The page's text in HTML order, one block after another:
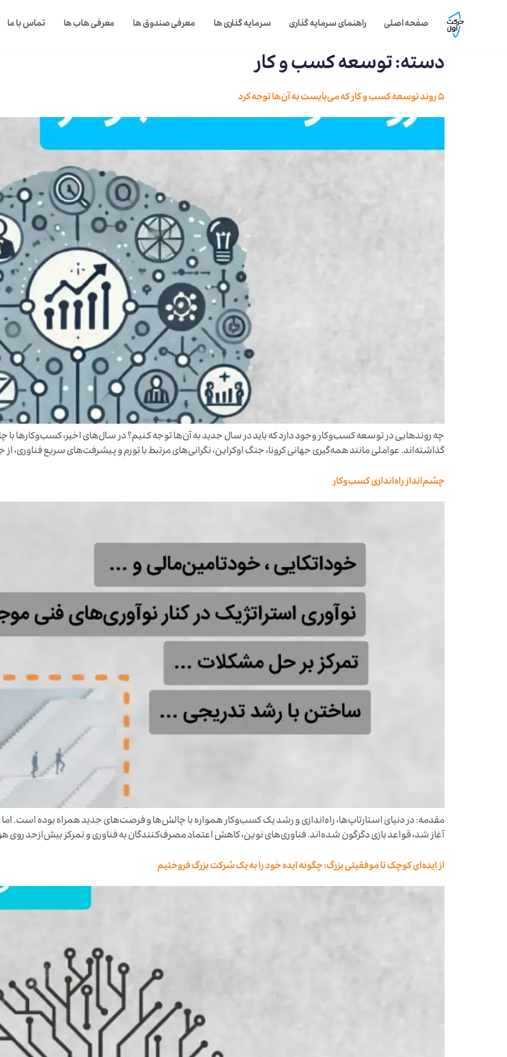
صفحه اصلی راهنمای سرمایه گذاری سرمایه گذاری ها معرفی صندوق ها معرفی هاب ها تماس با ما
دسته:توسعه کسب و کار
5 روند توسعه کسب و کار که می‌بایست به آن‌ها توجه کرد
چه روندهایی در توسعه کسب‌وکار وجود دارد که باید در سال جدید به آن‌ها توجه کنیم؟ در سال‌های اخیر،
گذاشته‌اند. عواملی مانند همه‌گیری جهانی کرونا، جنگ اوکراین، نگرانی‌های مرتبط با تورم و پیشرفت‌های سریع
چشم‌انداز راه‌اندازی کسب‌وکار
آغاز شد، قواعد بازی دگرگون شده‌اند. فناوری‌های نوین، کاهش اعتماد مصرف‌کنندگان به فناوری و تمرکز بیش‌ازحد
از ایده‌ای کوچک تا موفقیتی بزرگ: چگونه ایده خود را به یک شرکت بزرگ فروختیم